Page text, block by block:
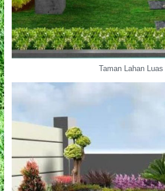
Taman Lahan Luas